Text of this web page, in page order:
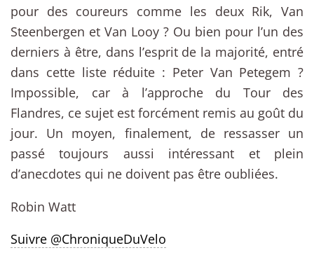
pour des coureurs comme les deux Rik, Van
Steenbergen et Van Looy ? Ou bien pour l’un des
derniers à être, dans l’esprit de la majorité, entré
dans cette liste réduite : Peter Van Petegem ?
Impossible, car à l’approche du Tour des
Flandres, ce sujet est forcément remis au goût du
jour. Un moyen, finalement, de ressasser un
passé toujours aussi intéressant et plein
d’anecdotes qui ne doivent pas être oubliées.
Robin Watt
Suivre @ChroniqueDuVelo